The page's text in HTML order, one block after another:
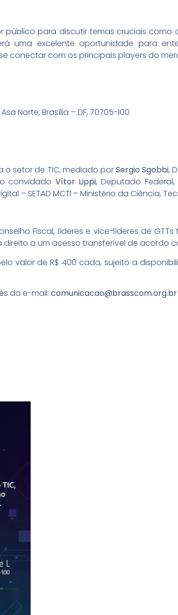
para discutir temas cruciais como
uma excelente oportunidade para
conectar com os principais players do
Norte, Brasília – DF, 70705-100
o setor de TIC, mediado porSergio Sgobbi,
convidado Vítor Lippi, Deputado Federal,
– SETAD MCTI – Ministério da Ciência,
Fiscal, líderes e vice-líderes de
a um acesso transferível de acordo
valor de R$ 400 cada, sujeito a
do e-mail: comunicacao@brasscom.org.br